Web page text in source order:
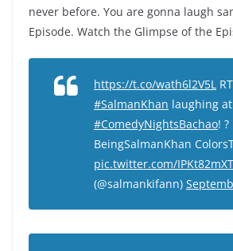
never before. You are gonna laugh
Episode. Watch the Glimpse of the
https://t.co/wath6l2V5L
#SalmanKhan laughing at
#ComedyNightsBachao! ?
BeingSalmanKhan
pic.twitter.com/
(@salmankifann)